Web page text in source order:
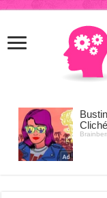
giriş
kingroyal